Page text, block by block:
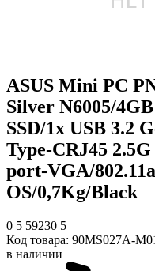
ASUS Mini PC
Silver N6005/
SSD/1x USB 3.2
Type-CRJ45
port-VGA/
OS/0,7Kg/Black
0 5 59230 5
Код товара: 90MS027A-
в наличии